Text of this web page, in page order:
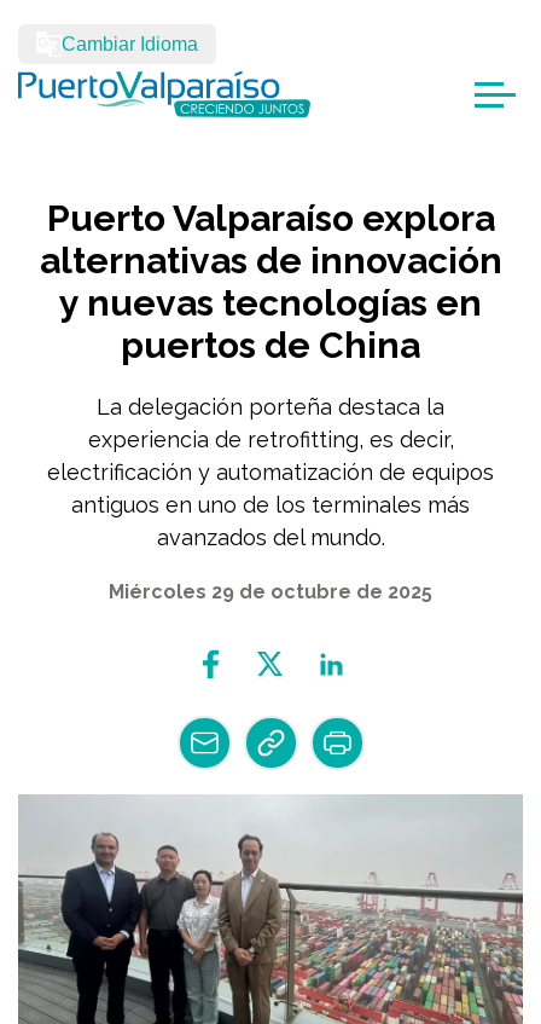
Cambiar Idioma
Puerto Valparaíso explora
alternativas de innovación
y nuevas tecnologías en
puertos de China
La delegación porteña destaca la
experiencia de retrofitting, es decir,
electrificación y automatización de equipos
antiguos en uno de los terminales más
avanzados del mundo.
Miércoles 29 de octubre de 2025